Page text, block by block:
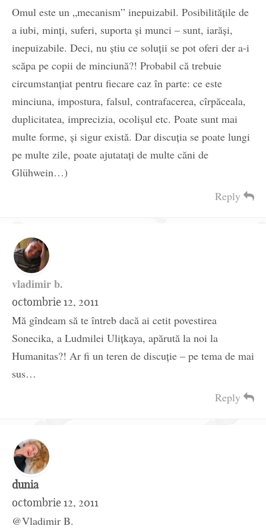
Omul este un „mecanism” inepuizabil. Posibilităţile de
a iubi, minţi, suferi, suporta şi munci – sunt, iarăşi,
inepuizabile. Deci, nu ştiu ce soluţii se pot oferi der a-i
scăpa pe copii de minciună?! Probabil că trebuie
circumstanţiat pentru fiecare caz în parte: ce este
minciuna, impostura, falsul, contrafacerea, cîrpăceala,
duplicitatea, imprecizia, ocolişul etc. Poate sunt mai
multe forme, şi sigur există. Dar discuţia se poate lungi
pe multe zile, poate ajutataţi de multe căni de
Glühwein…)
Reply
vladimir b.
octombrie 12, 2011
Mă gîndeam să te întreb dacă ai cetit povestirea
Sonecika, a Ludmilei Uliţkaya, apărută la noi la
Humanitas?! Ar fi un teren de discuţie – pe tema de mai
sus…
Reply
dunia
octombrie 12, 2011
@Vladimir B.